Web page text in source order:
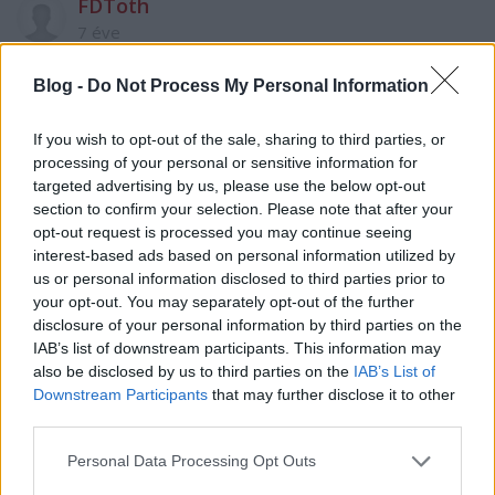
Blog - Do Not Process My Personal Information
If you wish to opt-out of the sale, sharing to third parties, or
processing of your personal or sensitive information for
targeted advertising by us, please use the below opt-out
section to confirm your selection. Please note that after your
opt-out request is processed you may continue seeing
interest-based ads based on personal information utilized by
us or personal information disclosed to third parties prior to
your opt-out. You may separately opt-out of the further
disclosure of your personal information by third parties on the
IAB’s list of downstream participants. This information may
also be disclosed by us to third parties on the IAB’s List of
Downstream Participants that may further disclose it to other
Please note that this website/app uses one or more Google
Personal Data Processing Opt Outs
FDToth
marimkmt a nezttseg esni fog, ez boritekolhato,
Terézágyú
7 éve
„Berényi Miklós hidegfejű, számító, erőszakos
karaktere nem összeegyeztethető a valódi, vallásos
énjével”
Akkor most már a színházban is csak pozitív hősöket
fog játszani?
teofilka